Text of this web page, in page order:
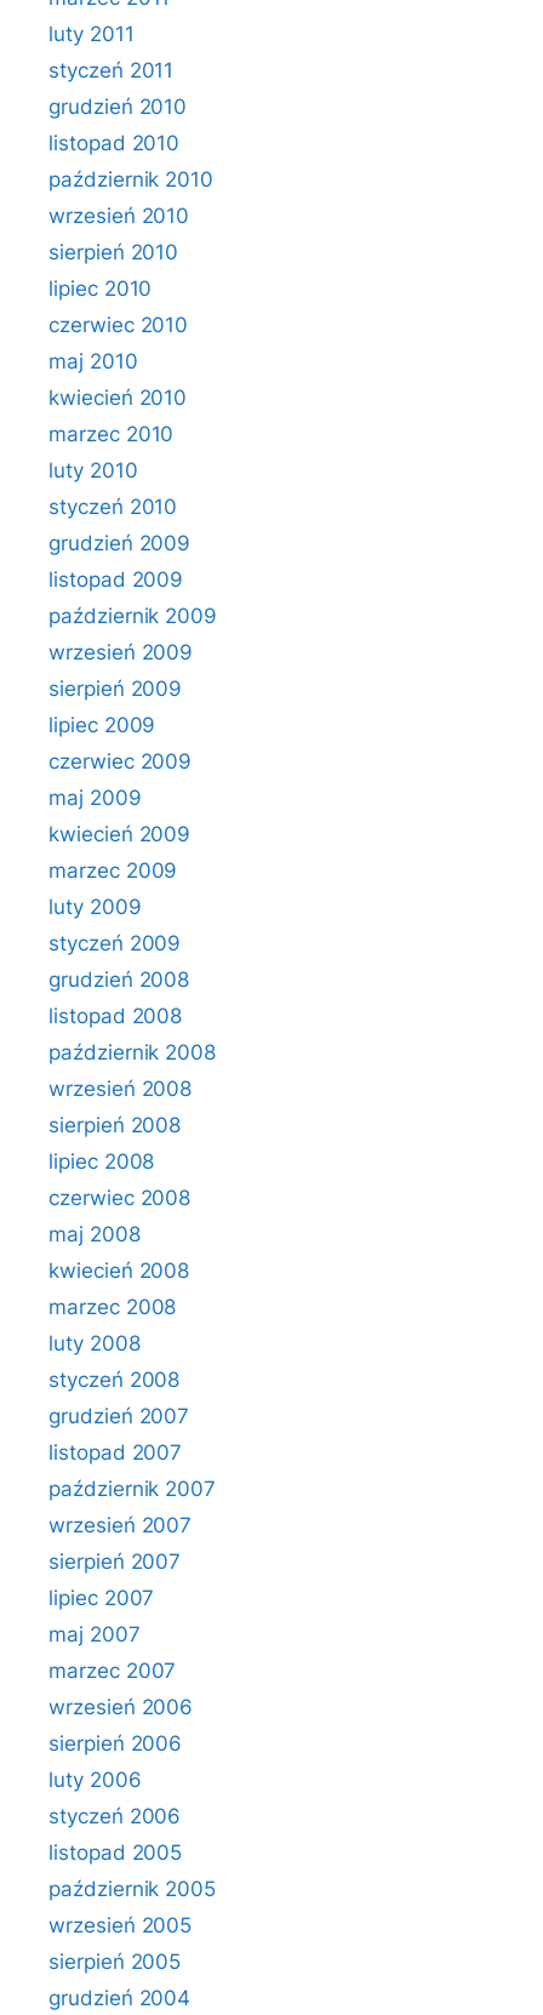
luty 2011
styczeń 2011
grudzień 2010
listopad 2010
październik 2010
wrzesień 2010
sierpień 2010
lipiec 2010
czerwiec 2010
maj 2010
kwiecień 2010
marzec 2010
luty 2010
styczeń 2010
grudzień 2009
listopad 2009
październik 2009
wrzesień 2009
sierpień 2009
lipiec 2009
czerwiec 2009
maj 2009
kwiecień 2009
marzec 2009
luty 2009
styczeń 2009
grudzień 2008
listopad 2008
październik 2008
wrzesień 2008
sierpień 2008
lipiec 2008
czerwiec 2008
maj 2008
kwiecień 2008
marzec 2008
luty 2008
styczeń 2008
grudzień 2007
listopad 2007
październik 2007
wrzesień 2007
sierpień 2007
lipiec 2007
maj 2007
marzec 2007
wrzesień 2006
sierpień 2006
luty 2006
styczeń 2006
listopad 2005
październik 2005
wrzesień 2005
sierpień 2005
grudzień 2004